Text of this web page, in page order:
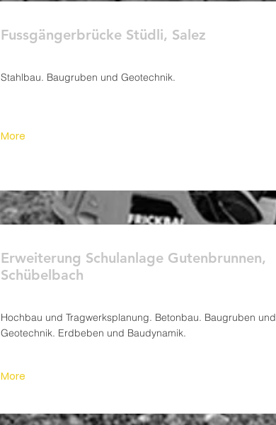
Fussgängerbrücke Stüdli, Salez
Stahlbau. Baugruben und Geotechnik.
More
Erweiterung Schulanlage Gutenbrunnen,
Schübelbach
Hochbau und Tragwerksplanung. Betonbau. Baugruben und
Geotechnik. Erdbeben und Baudynamik.
More